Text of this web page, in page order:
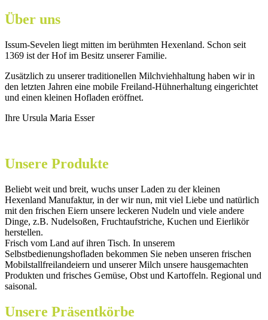
Über uns
Issum-Sevelen liegt mitten im berühmten Hexenland. Schon seit
1369 ist der Hof im Besitz unserer Familie.
Zusätzlich zu unserer traditionellen Milchviehhaltung haben wir in
den letzten Jahren eine mobile Freiland-Hühnerhaltung eingerichtet
und einen kleinen Hofladen eröffnet.
Ihre Ursula Maria Esser
Unsere Produkte
Beliebt weit und breit, wuchs unser Laden zu der kleinen
Hexenland Manufaktur, in der wir nun, mit viel Liebe und natürlich
mit den frischen Eiern unsere leckeren Nudeln und viele andere
Dinge, z.B. Nudelsoßen, Fruchtaufstriche, Kuchen und Eierlikör
herstellen.
Frisch vom Land auf ihren Tisch. In unserem
Selbstbedienungshofladen bekommen Sie neben unseren frischen
Mobilstallfreilandeiern und unserer Milch unsere hausgemachten
Produkten und frisches Gemüse, Obst und Kartoffeln. Regional und
saisonal.
Unsere Präsentkörbe